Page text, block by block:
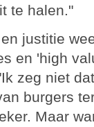
te halen."
justitie
en 'high
zeg niet
burgers
Maar